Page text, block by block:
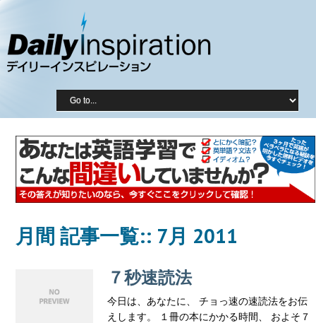
月間 記事一覧:: 7月 2011
７秒速読法
今日は、あなたに、 チョっ速の速読法をお伝
えします。 １冊の本にかかる時間、 およそ７